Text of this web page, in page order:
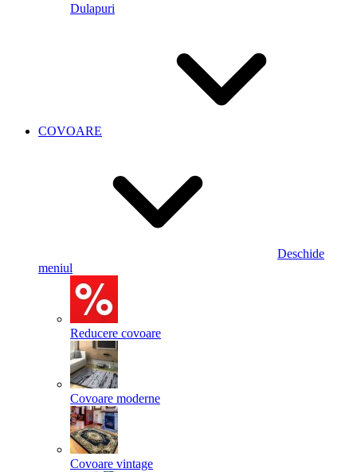
Dulapuri
COVOARE
Deschide
meniul
Reducere covoare
Covoare moderne
Covoare vintage